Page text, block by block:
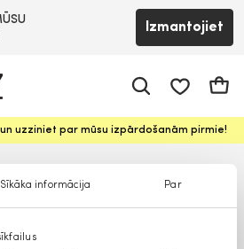
Sīkāka informācija Par
Izmantojiet
uzziniet par mūsu izpārdošanām pirmie!